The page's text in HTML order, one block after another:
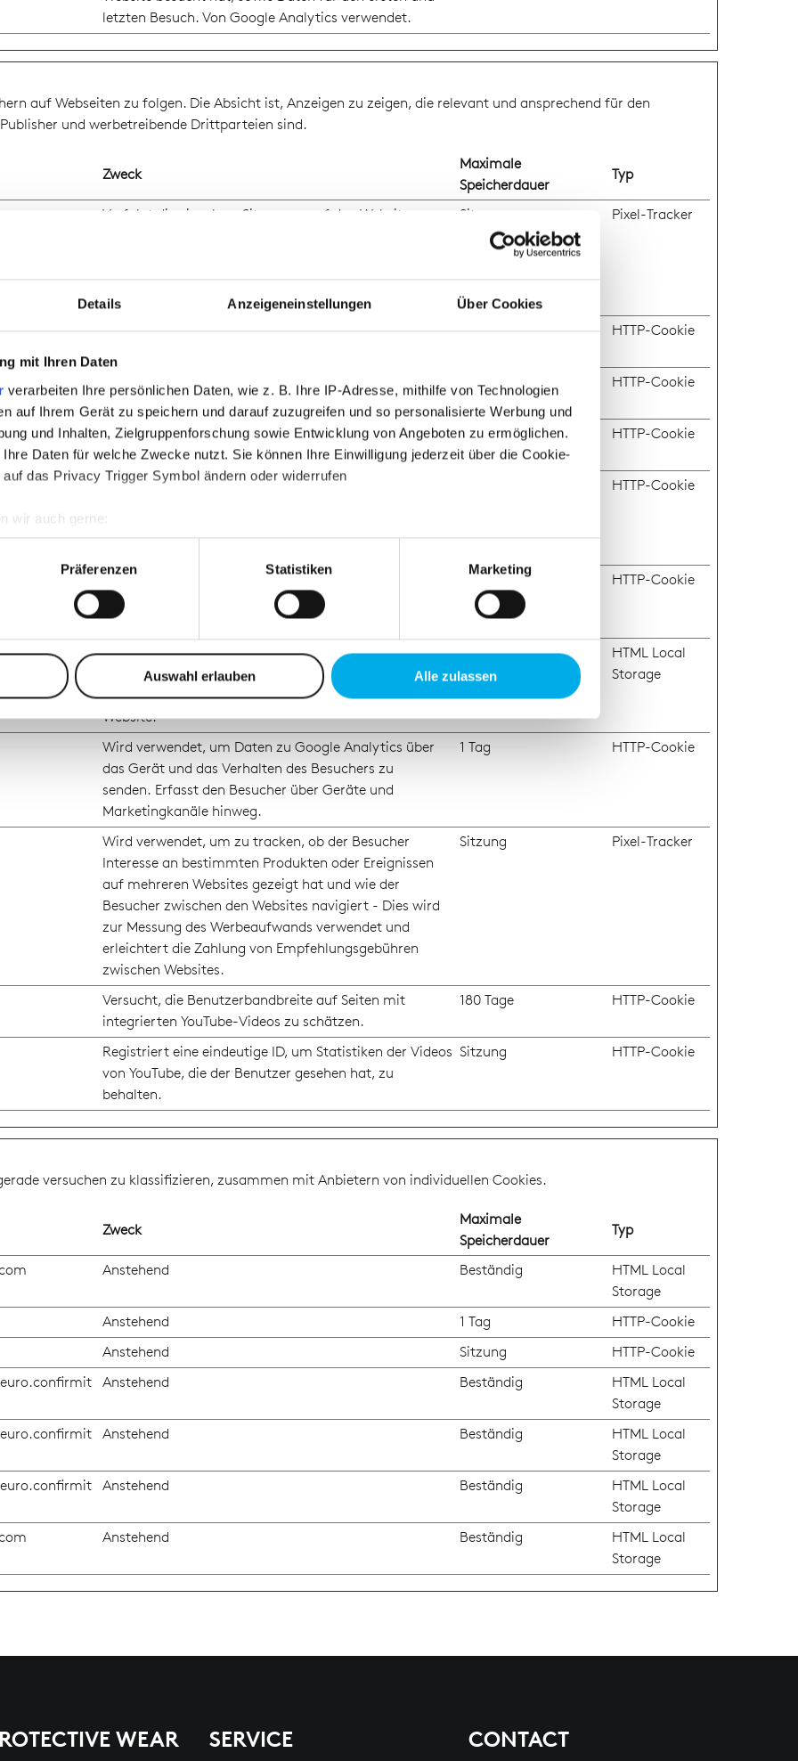
Details Anzeigeneinstellungen Über Cookies
mit Ihren Daten
verarbeiten Ihre persönlichen Daten, wie z. B. Ihre IP-Adresse, mithilfe von Technologien
auf Ihrem Gerät zu speichern und darauf zuzugreifen und so personalisierte Werbung und
und Inhalten, Zielgruppenforschung sowie Entwicklung von Angeboten zu ermöglichen.
Daten für welche Zwecke nutzt. Sie können Ihre Einwilligung jederzeit über die Cookie-
das Privacy Trigger Symbol ändern oder widerrufen
wir auch gerne:
geografische Lage erfassen, welche bis auf einige Meter genau sein können
Scannen nach bestimmten Merkmalen (Fingerprinting) identifizieren
Ihre persönlichen Daten verarbeitet werden, und legen Sie Ihre Präferenzen imAbschnitt
und Anzeigen zu personalisieren, Funktionen für soziale Medien anbieten zu können
zu analysieren. Außerdem geben wir Informationen zu Ihrer Verwendung unserer
soziale Medien, Werbung und Analysen weiter. Unsere Partner führen diese Informationen
zusammen, die Sie ihnen bereitgestellt haben oder die sie im Rahmen Ihrer Nutzung
Präferenzen Statistiken Marketing
Auswahl erlauben Alle zulassen
letzten Besuch. Von Google Analytics verwendet.
auf Webseiten zu folgen. Die Absicht ist, Anzeigen zu zeigen, die relevant und ansprechend für den
und werbetreibende Drittparteien sind.
Zweck
Maximale
Speicherdauer
Typ
Verfolgt die einzelnen Sitzungen auf den Websites, so
zur Erstellung von Leads für Marketingzwecke
verwendet werden.
Sitzung Pixel-Tracker
Wird verwendet, um die Interaktion der Nutzer mit
180 Tage HTTP-Cookie
Speichert die Benutzereinstellungen beim Abruf eines
auf anderen Webseiten integrierten Youtube-Videos
Sitzung HTTP-Cookie
Wird verwendet, um die Interaktion der Nutzer mit
eingebetteten Inhalten zu verfolgen.
180 Tage HTTP-Cookie
Wird verwendet, um Daten zu Google Analytics über
HTTP-Cookie
Wird von Google AdSense zum Experimentieren mit
Werbewirkung auf Websites verwendet, die ihre
Services nutzen.
3 Monate HTTP-Cookie
Verfolgt die Konversionsrate zwischen dem Nutzer und
den Werbebannern auf der Website - Dies dient der
Optimierung der Relevanz der Werbung auf der
Website.
Beständig
HTML Local
Storage
Wird verwendet, um Daten zu Google Analytics über
das Gerät und das Verhalten des Besuchers zu
senden. Erfasst den Besucher über Geräte und
Marketingkanäle hinweg.
1 Tag HTTP-Cookie
Wird verwendet, um zu tracken, ob der Besucher
Interesse an bestimmten Produkten oder Ereignissen
auf mehreren Websites gezeigt hat und wie der
Besucher zwischen den Websites navigiert - Dies wird
zur Messung des Werbeaufwands verwendet und
erleichtert die Zahlung von Empfehlungsgebühren
zwischen Websites.
Sitzung Pixel-Tracker
Versucht, die Benutzerbandbreite auf Seiten mit
integrierten YouTube-Videos zu schätzen.
180 Tage HTTP-Cookie
Registriert eine eindeutige ID, um Statistiken der Videos
von YouTube, die der Benutzer gesehen hat, zu
behalten.
Sitzung HTTP-Cookie
versuchen zu klassifizieren, zusammen mit Anbietern von individuellen Cookies.
Zweck
Maximale
Speicherdauer
Typ
Anstehend Beständig
HTML Local
Storage
Anstehend 1 Tag
HTTP-Cookie
Anstehend Sitzung
HTTP-Cookie
Anstehend Beständig
HTML Local
Storage
Anstehend Beständig
HTML Local
Storage
Anstehend Beständig
HTML Local
Storage
Anstehend Beständig
HTML Local
Storage
WEAR SERVICE CONTACT